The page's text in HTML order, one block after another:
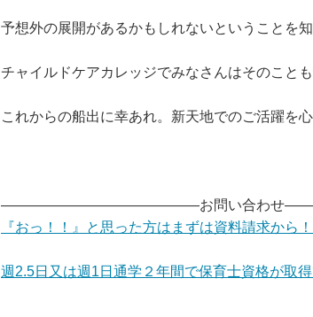
予想外の展開があるかもしれないということを
チャイルドケアカレッジでみなさんはそのことも
これからの船出に幸あれ。新天地でのご活躍を
――――――――――――――お問い合わ
『おっ！！』と思った方はまずは資料請求から！
週2.5日又は週1日通学２年間で保育士資格が取得